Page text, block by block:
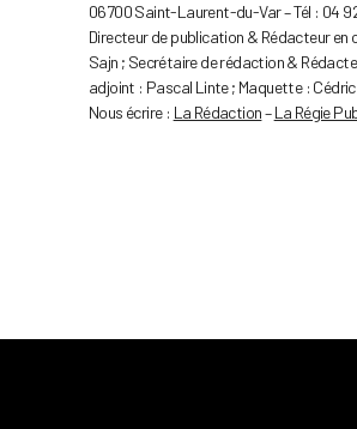
06700 Saint-Laurent-du-Var – Tél : 04
Directeur de publication & Rédacteur en
Sajn ; Secrétaire de rédaction &
adjoint : Pascal Linte ; Maquette : Cédric
Nous écrire : La Rédaction–La Régie